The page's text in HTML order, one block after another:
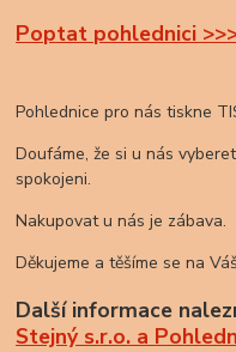
Poptat pohlednici
Pohlednice pro nás tiskne
Doufáme, že si u nás
spokojeni.
Nakupovat u nás je zábava.
Děkujeme a těšíme se na
Další informace
Stejný s.r.o. a